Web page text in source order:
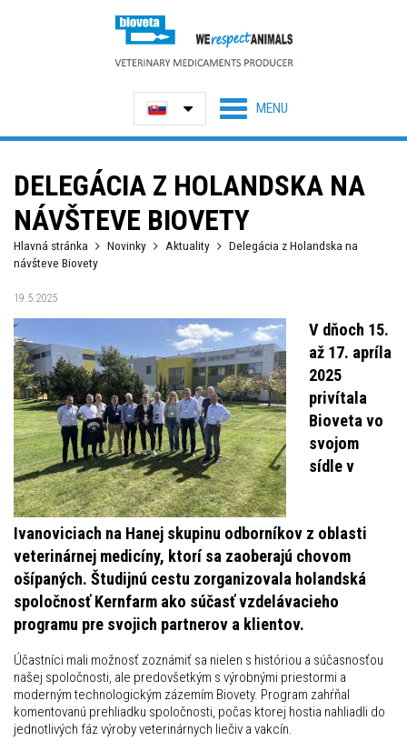
DELEGÁCIA Z HOLANDSKA NA
NÁVŠTEVE BIOVETY
Hlavná stránka Novinky Aktuality
Delegácia z Holandska na
návšteve Biovety
19.5.2025
V dňoch 15.
až 17. apríla
2025
privítala
Bioveta vo
svojom
sídle v
Ivanoviciach na Hanej skupinu odborníkov z oblasti
veterinárnej medicíny, ktorí sa zaoberajú chovom
ošípaných. Študijnú cestu zorganizovala holandská
spoločnosť Kernfarm ako súčasť vzdelávacieho
programu pre svojich partnerov a klientov.
Účastníci mali možnosť zoznámiť sa nielen s históriou a súčasnosťou
našej spoločnosti, ale predovšetkým s výrobnými priestormi a
moderným technologickým zázemím Biovety. Program zahŕňal
komentovanú prehliadku spoločnosti, počas ktorej hostia nahliadli do
jednotlivých fáz výroby veterinárnych liečiv a vakcín.